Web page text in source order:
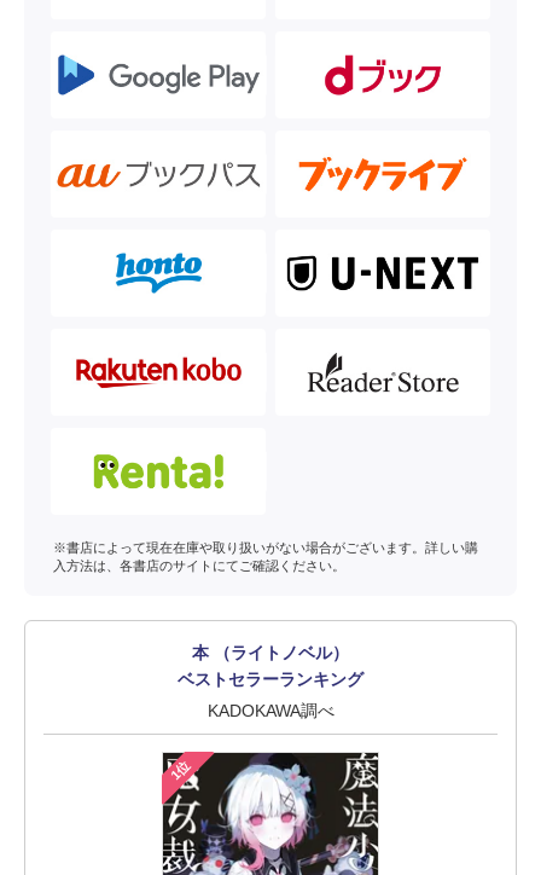
※書店によって現在在庫や取り扱いがない場合がございます。詳しい購
入方法は、各書店のサイトにてご確認ください。
本 （ライトノベル）
ベストセラーランキング
KADOKAWA調べ
1位